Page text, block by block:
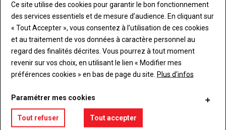
Lien Créez un compte
VOUS AIMEREZ AUSSI
Ce site utilise des cookies pour garantir le bon fonctionnement
des services essentiels et de mesure d’audience. En cliquant sur
« Tout Accepter », vous consentez à l’utilisation de ces cookies
et au traitement de vos données à caractère personnel au
regard des finalités décrites. Vous pourrez à tout moment
revenir sur vos choix, en utilisant le lien « Modifier mes
préférences cookies » en bas de page du site. Plus d'infos
Paramétrer mes cookies
Tout refuser Tout accepter